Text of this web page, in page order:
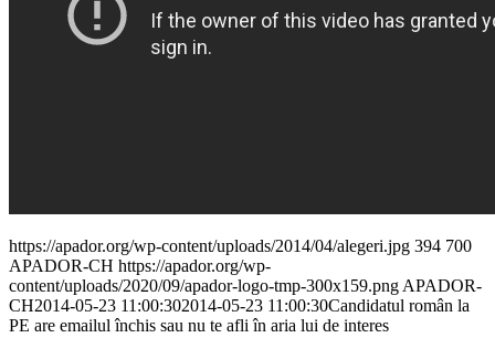
https://apador.org/wp-content/uploads/2014/04/alegeri.jpg 394 700
APADOR-CH https://apador.org/wp-
content/uploads/2020/09/apador-logo-tmp-300x159.png APADOR-
CH2014-05-23 11:00:302014-05-23 11:00:30Candidatul român la
PE are emailul închis sau nu te afli în aria lui de interes